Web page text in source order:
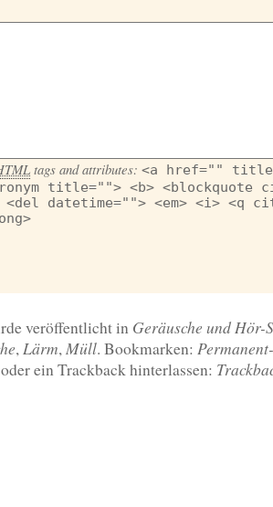
tags and attributes: <a href=""
title=""> <b> <blockquote
<del datetime=""> <em> <i> <q
veröffentlicht in Geräusche und Hör-
,Lärm,Müll. Bookmarken:
oder ein Trackback hinterlassen: